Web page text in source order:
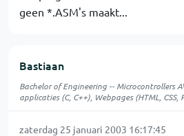
geen *.ASM's maakt...
Bastiaan
Bachelor of Engineering -- Microcontrollers
applicaties (C, C++), Webpages (HTML, CSS,
zaterdag 25 januari 2003 16:17:45